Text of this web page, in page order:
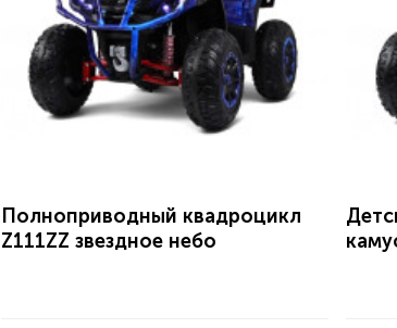
Полноприводный квадроцикл
Z111ZZ звездное небо